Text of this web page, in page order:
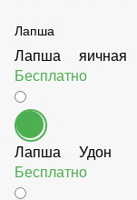
Лапша
Лапша яичная
Бесплатно
Лапша Удон
Бесплатно